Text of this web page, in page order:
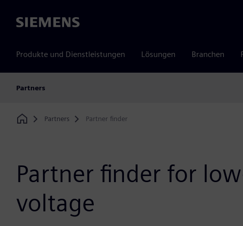
Siemens
Produkte und Dienstleistungen Lösungen Branchen
Partners
Home
Partners Partner finder
Partner finder for
voltage